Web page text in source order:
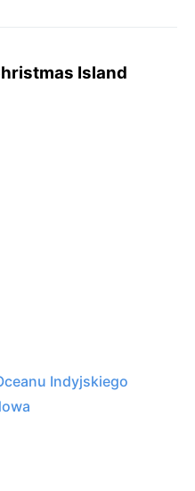
Island
Indyjskiego